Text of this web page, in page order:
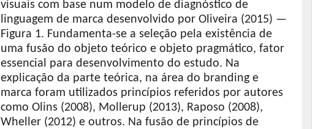
visuais com base num modelo de diagnóstico de
linguagem de marca desenvolvido por Oliveira (2015) —
Figura 1. Fundamenta-se a seleção pela existência de
uma fusão do objeto teórico e objeto pragmático, fator
essencial para desenvolvimento do estudo. Na
explicação da parte teórica, na área do branding e
marca foram utilizados princípios referidos por autores
como Olins (2008), Mollerup (2013), Raposo (2008),
Wheller (2012) e outros. Na fusão de princípios de